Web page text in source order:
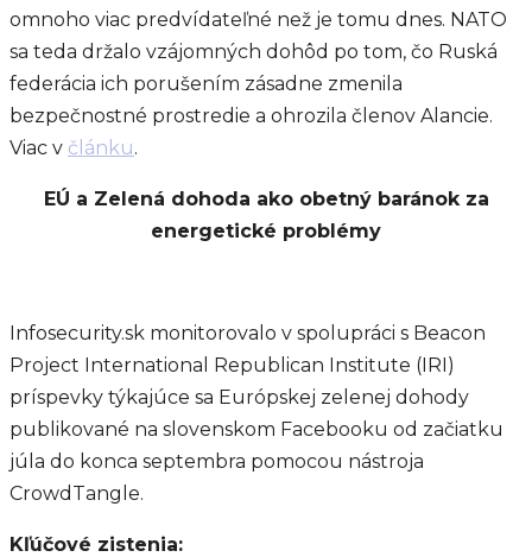
omnoho viac predvídateľné než je tomu dnes. NATO
sa teda držalo vzájomných dohôd po tom, čo Ruská
federácia ich porušením zásadne zmenila
bezpečnostné prostredie a ohrozila členov Alancie.
Viac v článku.
EÚ a Zelená dohoda ako obetný baránok za
energetické problémy
Infosecurity.sk monitorovalo v spolupráci s Beacon
Project International Republican Institute (IRI)
príspevky týkajúce sa Európskej zelenej dohody
publikované na slovenskom Facebooku od začiatku
júla do konca septembra pomocou nástroja
CrowdTangle.
Kľúčové zistenia: